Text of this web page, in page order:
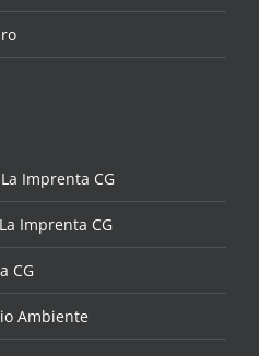
Imprenta CG
Imprenta CG
CG
Ambiente